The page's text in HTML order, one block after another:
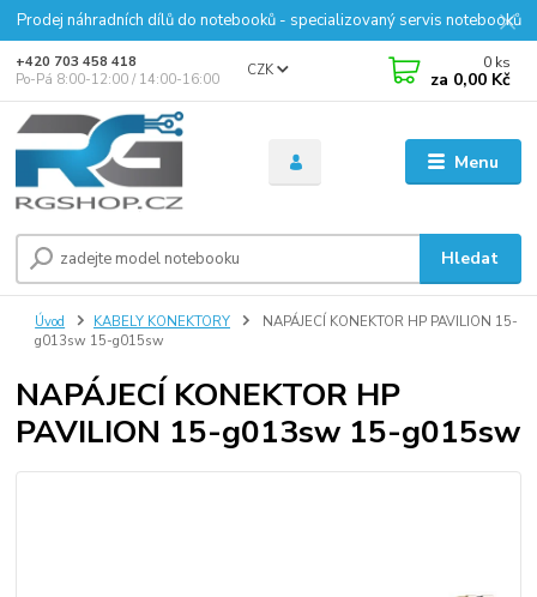
Prodej náhradních dílů do notebooků - specializovaný servis notebooků
Menu
CZK
Hledat
+420 703 458 418
Po-Pá 8:00-12:00 / 14:00-16:00
0 ks
za 0,00 Kč
Úvod KABELY KONEKTORY
NAPÁJECÍ KONEKTOR HP PAVILION 15-
g013sw 15-g015sw
NAPÁJECÍ KONEKTOR HP
PAVILION 15-g013sw 15-g015sw